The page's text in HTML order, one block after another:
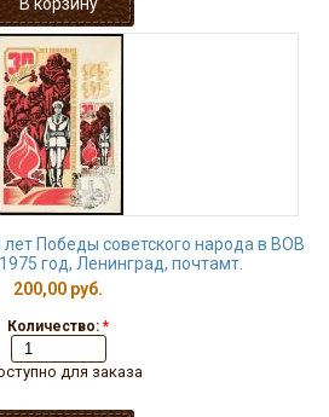
Победы советского народа в ВОВ
год, Ленинград, почтамт.
200,00 руб.
Количество: *
для заказа